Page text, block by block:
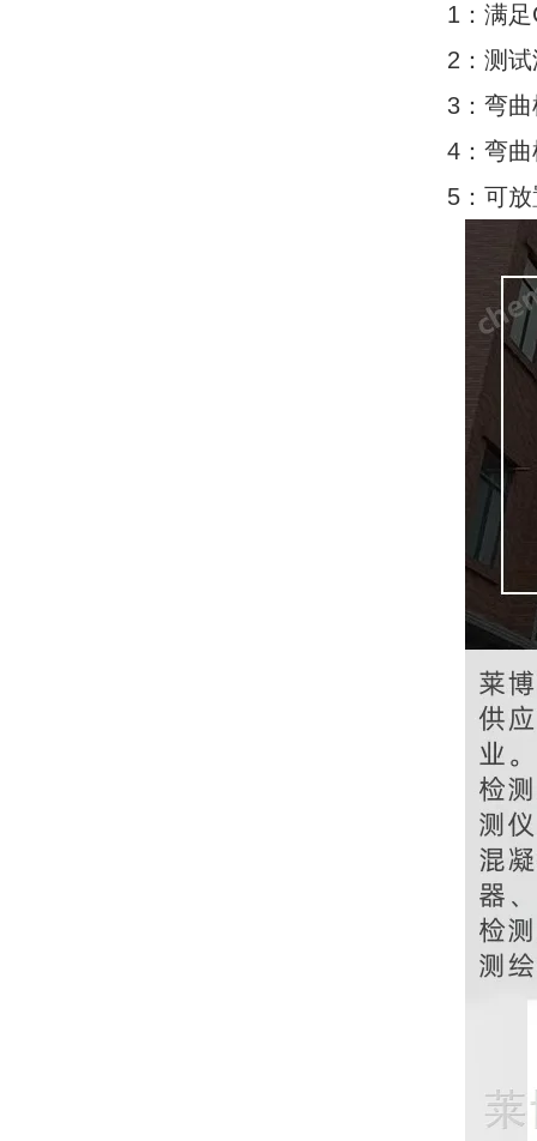
1：满
2：测
3：弯
4：弯
5：可